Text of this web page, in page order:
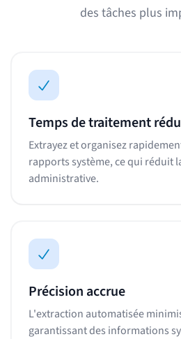
des tâches plus
Temps de traitement
Extrayez et organisez
rapports système, ce qui réduit
administrative.
Précision accrue
L'extraction automatisée
garantissant des informations